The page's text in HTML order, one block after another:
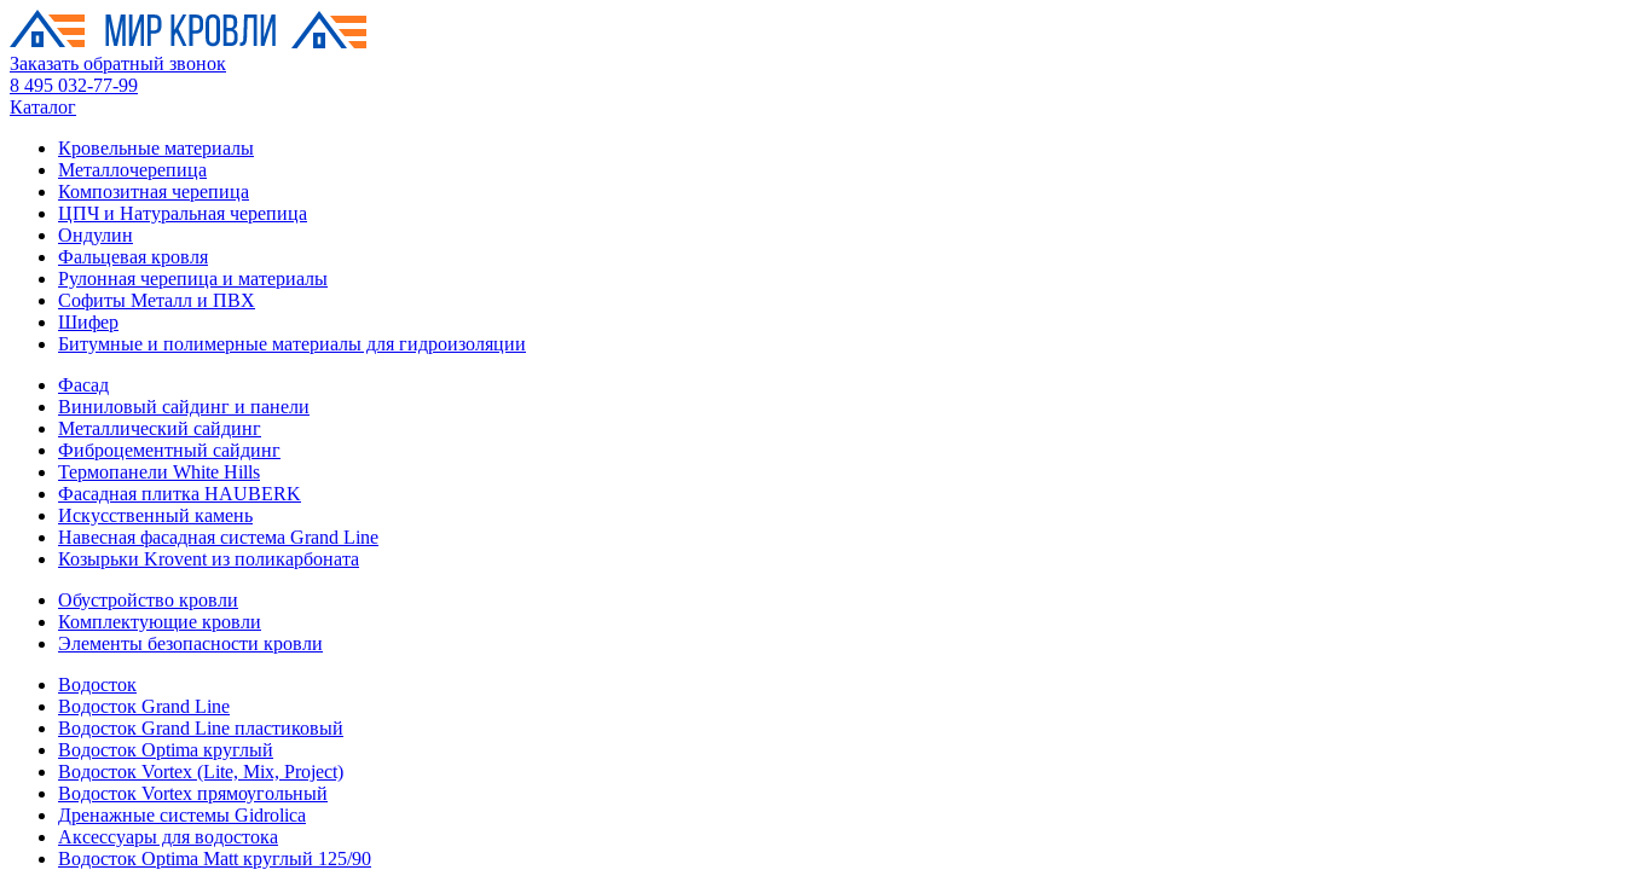
Заказать обратный звонок
8 495 032-77-99
Каталог
Кровельные материалы
Металлочерепица
Композитная черепица
ЦПЧ и Натуральная черепица
Ондулин
Фальцевая кровля
Рулонная черепица и материалы
Софиты Металл и ПВХ
Шифер
Битумные и полимерные материалы для гидроизоляции
Фасад
Виниловый сайдинг и панели
Металлический сайдинг
Фиброцементный сайдинг
Термопанели White Hills
Фасадная плитка HAUBERK
Искусственный камень
Навесная фасадная система Grand Line
Козырьки Krovent из поликарбоната
Обустройство кровли
Комплектующие кровли
Элементы безопасности кровли
Водосток
Водосток Grand Line
Водосток Grand Line пластиковый
Водосток Optima круглый
Водосток Vortex (Lite, Mix, Project)
Водосток Vortex прямоугольный
Дренажные системы Gidrolica
Аксессуары для водостока
Водосток Optima Matt круглый 125/90